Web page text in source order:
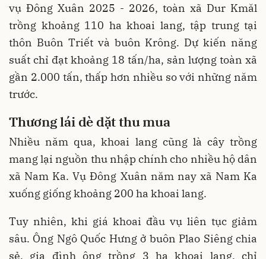
vụ Đông Xuân 2025 - 2026, toàn xã Dur Kmăl
trồng khoảng 110 ha khoai lang, tập trung tại
thôn Buôn Triết và buôn Krông. Dự kiến năng
suất chỉ đạt khoảng 18 tấn/ha, sản lượng toàn xã
gần 2.000 tấn, thấp hơn nhiều so với những năm
trước.
Thươnglái dè dặtthumua
Nhiều năm qua, khoai lang cũng là cây trồng
mang lại nguồn thu nhập chính cho nhiều hộ dân
xã Nam Ka. Vụ Đông Xuân năm nay xã Nam Ka
xuống giống khoảng 200 ha khoai lang.
Tuy nhiên, khi giá khoai đầu vụ liên tục giảm
sâu. Ông Ngô Quốc Hưng ở buôn Plao Siêng chia
sẻ, gia đình ông trồng 3 ha khoai lang, chỉ